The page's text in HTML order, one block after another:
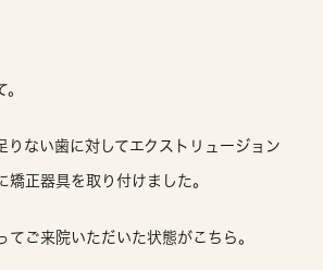
りない歯に対してエクストリュージョン
矯正器具を取り付けました。
てご来院いただいた状態がこちら。